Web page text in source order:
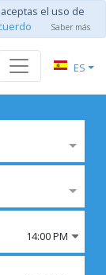
el uso de
Saber más
ES
14:00 PM